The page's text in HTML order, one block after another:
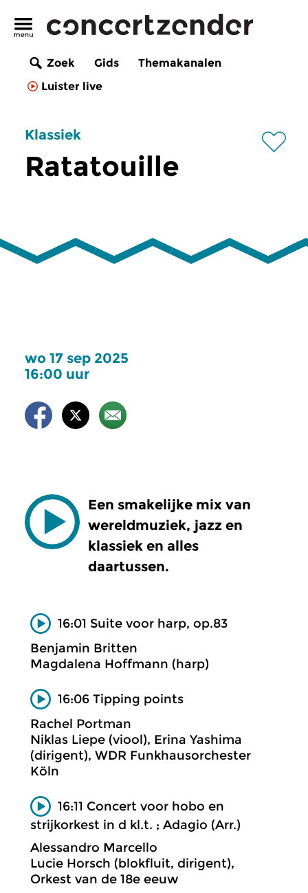
Zoek Gids
Themakanalen
Luister live
Klassiek
Ratatouille
wo 17 sep 2025
16:00 uur
Een smakelijke mix van
wereldmuziek, jazz en
klassiek en alles
daartussen.
16:01 Suite voor harp, op.83
Benjamin Britten
Magdalena Hoffmann (harp)
16:06 Tipping points
Rachel Portman
Niklas Liepe (viool), Erina Yashima
(dirigent), WDR Funkhausorchester
Köln
16:11 Concert voor hobo en
strijkorkest in d kl.t. ; Adagio (Arr.)
Alessandro Marcello
Lucie Horsch (blokfluit, dirigent),
Orkest van de 18e eeuw